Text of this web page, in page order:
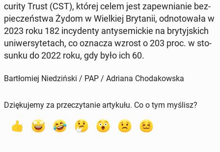
cu­ri­ty Trust (CST), której celem jest za­pew­nia­nie bez­
pie­czeń­stwa Żydom w Wiel­kiej Bry­ta­nii, od­no­to­wa­ła w
2023 roku 182 in­cy­den­ty an­ty­se­mic­kie na bry­tyj­skich
uni­wer­sy­te­tach, co oznacza wzrost o 203 proc. w sto­
sun­ku do 2022 roku, gdy było ich 60.
Bartłomiej Niedziński / PAP / Adriana Chodakowska
Dziękujemy za przeczytanie artykułu. Co o tym myślisz?